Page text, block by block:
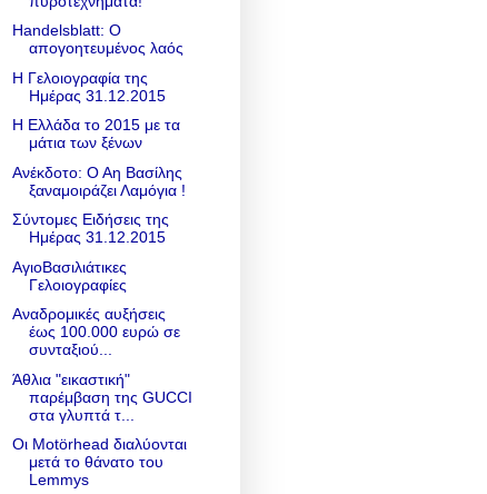
Handelsblatt: Ο
απογοητευμένος λαός
Η Γελοιογραφία της
Ημέρας 31.12.2015
Η Ελλάδα το 2015 με τα
μάτια των ξένων
Ανέκδοτο: Ο Αη Βασίλης
ξαναμοιράζει Λαμόγια !
Σύντομες Ειδήσεις της
Ημέρας 31.12.2015
ΑγιοΒασιλιάτικες
Γελοιογραφίες
Αναδρομικές αυξήσεις
έως 100.000 ευρώ σε
συνταξιού...
Άθλια "εικαστική"
παρέμβαση της GUCCI
στα γλυπτά τ...
Οι Motörhead διαλύονται
μετά το θάνατο του
Lemmys